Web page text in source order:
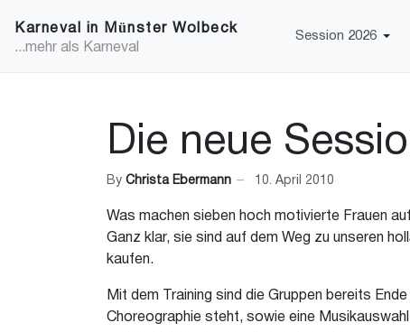
Karneval in Münster Wolbeck
...mehr als Karneval
Session 2026
Die neue
By Christa Ebermann 10. April 2010
Was machen sieben hoch motivierte Frauen
Ganz klar, sie sind auf dem Weg zu unseren
kaufen.
Mit dem Training sind die Gruppen bereits
Choreographie steht, sowie eine